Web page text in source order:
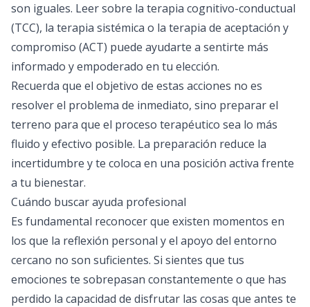
son iguales. Leer sobre la terapia cognitivo-conductual
(TCC), la terapia sistémica o la terapia de aceptación y
compromiso (ACT) puede ayudarte a sentirte más
informado y empoderado en tu elección.
Recuerda que el objetivo de estas acciones no es
resolver el problema de inmediato, sino preparar el
terreno para que el proceso terapéutico sea lo más
fluido y efectivo posible. La preparación reduce la
incertidumbre y te coloca en una posición activa frente
a tu bienestar.
Cuándo buscar ayuda profesional
Es fundamental reconocer que existen momentos en
los que la reflexión personal y el apoyo del entorno
cercano no son suficientes. Si sientes que tus
emociones te sobrepasan constantemente o que has
perdido la capacidad de disfrutar las cosas que antes te